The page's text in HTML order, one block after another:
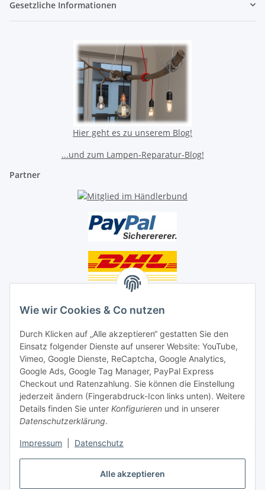
Alle akzeptieren
Wie wir Cookies & Co nutzen
Durch Klicken auf „Alle akzeptieren“ gestatten Sie den
Einsatz folgender Dienste auf unserer Website: YouTube,
Vimeo, Google Dienste, ReCaptcha, Google Analytics,
Google Ads, Google Tag Manager, PayPal Express
Checkout und Ratenzahlung. Sie können die Einstellung
jederzeit ändern (Fingerabdruck-Icon links unten). Weitere
Details finden Sie unter Konfigurieren und in unserer
Datenschutzerklärung.
Impressum Datenschutz
Gesetzliche Informationen
Hier geht es zu unserem Blog!
...und zum Lampen-Reparatur-Blog!
Partner
Social Media
Unsere Dienstleistungen
Lampenreparatur
Lichtservice für Senioren
Vertrag widerrufen